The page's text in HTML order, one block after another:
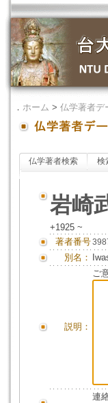
． ホーム > 仏学著者デ
仏学著者検索 検
岩崎
+1925 ~
著者番号
別名：
説明：
ご
連